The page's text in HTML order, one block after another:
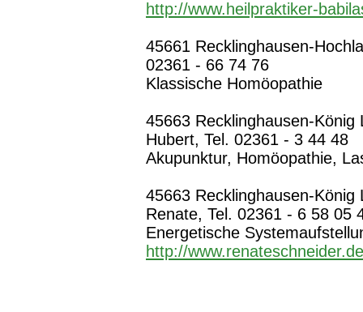
http://www.heilpraktiker-
45661 Recklinghausen-
02361 - 66 74 76
Klassische Homöopathie
45663 Recklinghausen-
Hubert, Tel. 02361 - 3 44 48
Akupunktur, Homöopathie,
45663 Recklinghausen-
Renate, Tel. 02361 - 6 58 05
Energetische
http://www.renateschneider.de